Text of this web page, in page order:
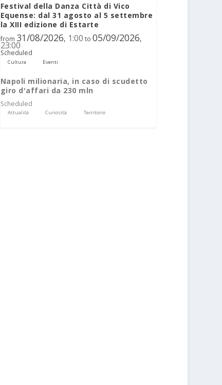
Festival della Danza Città di Vico
Equense: dal 31 agosto al 5 settembre
la XIII edizione di Estarte
from 31/08/2026, 1:00 to 05/09/2026,
23:00
Scheduled
Cultura Eventi
Napoli milionaria, in caso di scudetto
giro d'affari da 230 mln
Scheduled
Attualità Curiosità Territorio